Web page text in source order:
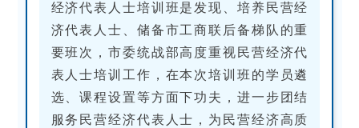
经济代表人士培训班是发现、培养民营经
济代表人士、储备市工商联后备梯队的重
要班次，市委统战部高度重视民营经济代
表人士培训工作，在本次培训班的学员遴
选、课程设置等方面下功夫，进一步团结
服务民营经济代表人士，为民营经济高质